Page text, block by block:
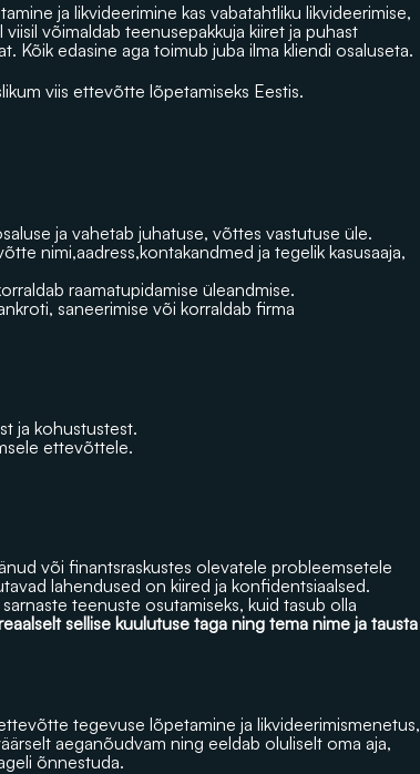
ja likvideerimine kas vabatahtliku likvideerimise,
võimaldab teenusepakkuja kiiret ja puhast
Kõik edasine aga toimub juba ilma kliendi osaluseta.
viis ettevõtte lõpetamiseks Eestis.
ja vahetab juhatuse, võttes vastutuse üle.
nimi,aadress,kontakandmed ja tegelik kasusaaja,
raamatupidamise üleandmise.
saneerimise või korraldab firma
ja kohustustest.
ettevõttele.
või finantsraskustes olevatele probleemsetele
lahendused on kiired ja konfidentsiaalsed.
teenuste osutamiseks, kuid tasub olla
sellise kuulutuse taga ning tema nime ja tausta
tegevuse lõpetamine ja likvideerimismenetus,
aeganõudvam ning eeldab oluliselt oma aja,
õnnestuda.